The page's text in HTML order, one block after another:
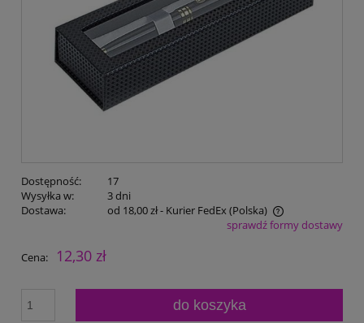
Dostępność:
17
Wysyłka w:
3 dni
Dostawa:
od 18,00 zł- Kurier FedEx(Polska)
Cena nie zawiera ewentualnych kosztów płatnościsprawdź formy dostawy
Cena: 12,30 zł
do koszyka